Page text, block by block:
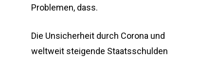
Problemen, dass.
Die Unsicherheit durch Corona und
weltweit steigende Staatsschulden